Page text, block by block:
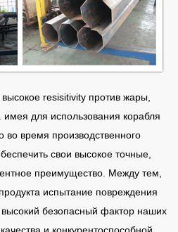
resisitivity против жары,
для использования корабля
во время производственного
свои высокое точные,
преимущество. Между тем,
испытание повреждения
высокий безопасный фактор наших